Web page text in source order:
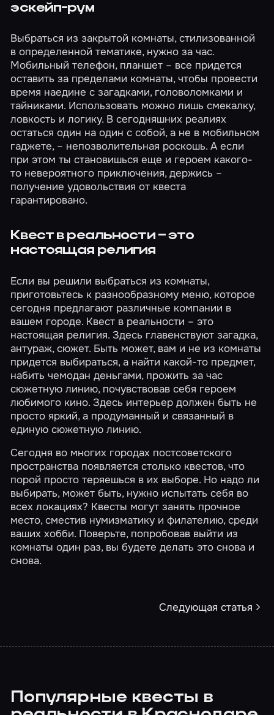
эскейп-рум
Выбраться из закрытой комнаты, стилизованной
в определенной тематике, нужно за час.
Мобильный телефон, планшет – все придется
оставить за пределами комнаты, чтобы провести
время наедине с загадками, головоломками и
тайниками. Использовать можно лишь смекалку,
ловкость и логику. В сегодняшних реалиях
остаться один на один с собой, а не в мобильном
гаджете, – непозволительная роскошь. А если
при этом ты становишься еще и героем какого-
то невероятного приключения, держись –
получение удовольствия от квеста
гарантировано.
Квест в реальности – это
настоящая религия
Если вы решили выбраться из комнаты,
приготовьтесь к разнообразному меню, которое
сегодня предлагают различные компании в
вашем городе. Квест в реальности – это
настоящая религия. Здесь главенствуют загадка,
антураж, сюжет. Быть может, вам и не из комнаты
придется выбираться, а найти какой-то предмет,
набить чемодан деньгами, прожить за час
сюжетную линию, почувствовав себя героем
любимого кино. Здесь интерьер должен быть не
просто яркий, а продуманный и связанный в
единую сюжетную линию.
Сегодня во многих городах постсоветского
пространства появляется столько квестов, что
порой просто теряешься в их выборе. Но надо ли
выбирать, может быть, нужно испытать себя во
всех локациях? Квесты могут занять прочное
место, сместив нумизматику и филателию, среди
ваших хобби. Поверьте, попробовав выйти из
комнаты один раз, вы будете делать это снова и
снова.
Следующая статья
Популярные квесты в